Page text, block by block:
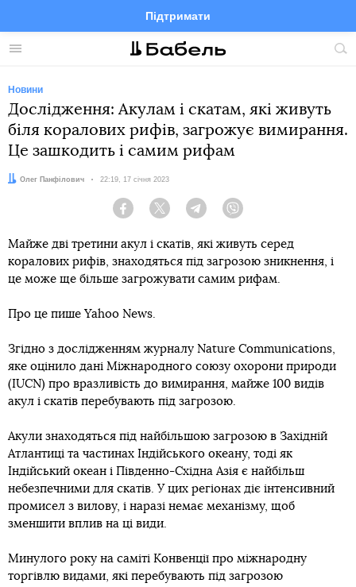
Меню
Підтримати
FacebookTelegramTwitter
Новини
Дослідження: Акулам і скатам, які живуть
біля коралових рифів, загрожує вимирання.
Це зашкодить і самим рифам
Автор:
Олег Панфілович Дата:
22:19, 17 січня 2023
Facebook Twitter Telegram
Майже дві третини акул і скатів, які живуть серед
коралових рифів, знаходяться під загрозою зникнення, і
це може ще більше загрожувати самим рифам.
Про це пише Yahoo News.
Згідно з дослідженням журналу Nature Communications,
яке оцінило дані Міжнародного союзу охорони природи
(IUCN) про вразливість до вимирання, майже 100 видів
акул і скатів перебувають під загрозою.
Акули знаходяться під найбільшою загрозою в Західній
Атлантиці та частинах Індійського океану, тоді як
Індійський океан і Південно-Східна Азія є найбільш
небезпечними для скатів. У цих регіонах діє інтенсивний
промисел з вилову, і наразі немає механізму, щоб
зменшити вплив на ці види.
Минулого року на саміті Конвенції про міжнародну
торгівлю видами, які перебувають під загрозою